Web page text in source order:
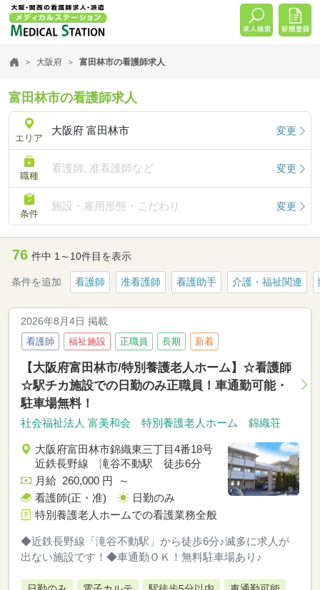
大阪府 富田林市の看護師求人
富田林市の看護師求人
エリア
大阪府 富田林市 変更
職種
看護師, 准看護師など 変更
条件
施設・雇用形態・こだわり 変更
76 件中 1～10件目を表示
条件を追加 看護師 准看護師 看護助手 介護・福祉関連
2026年8月4日 掲載
看護師 福祉施設 正職員 長期 新着
【大阪府富田林市/特別養護老人ホーム】☆看護師
☆駅チカ施設での日勤のみ正職員！車通勤可能・
駐車場無料！
社会福祉法人 富美和会 特別養護老人ホーム 錦織荘
大阪府富田林市錦織東三丁目4番18号
近鉄長野線 滝谷不動駅 徒歩6分
月給 260,000 円 ～
看護師(正・准)
日勤のみ
特別養護老人ホームでの看護業務全般
◆近鉄長野線「滝谷不動駅」から徒歩6分♪滅多に求人が
出ない施設です！◆車通勤ＯＫ！無料駐車場あり♪